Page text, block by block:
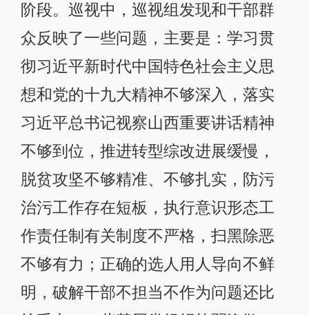
阶段。巡视中，巡视组发现和干部群
众反映了一些问题，主要是：学习贯
彻习近平新时代中国特色社会主义思
想和党的十九大精神不够深入，落实
习近平总书记视察山西重要讲话精神
不够到位，推进转型综改进展缓慢，
脱贫攻坚不够精准、不够扎实，防污
治污工作存在短板，执行意识形态工
作责任制有关制度不严格，扫黑除恶
不够有力；正确的选人用人导向不鲜
明，破解干部不担当不作为问题还比